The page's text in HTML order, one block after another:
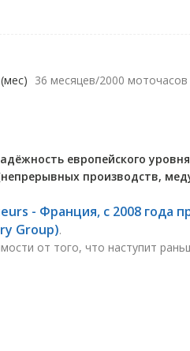
36 месяцев/2000 моточасов
европейского
производств,
- Франция, с 2008 года
Group).
от того, что наступит